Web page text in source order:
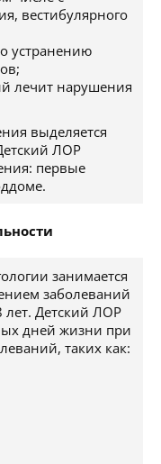
вестибулярного
устранению
лечит нарушения
выделяется
ЛОР
первые
занимается
заболеваний
лет. Детский ЛОР
дней жизни при
таких как: